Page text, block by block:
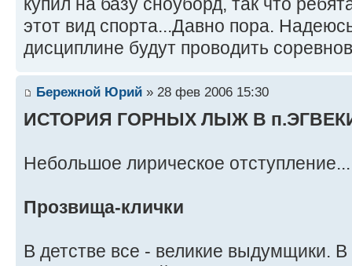
этот вид спорта...Давно пора.
дисциплине будут проводить
Бережной Юрий » 28 фев 2006 15:30
ИСТОРИЯ ГОРНЫХ ЛЫЖ В
Небольшое лирическое отступление...
Прозвища-клички
В детстве все - великие выдумщики.